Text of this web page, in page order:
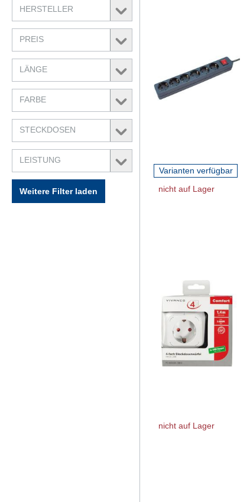
HERSTELLER
PREIS
LÄNGE
FARBE
STECKDOSEN
LEISTUNG
Weitere Filter laden
Varianten verfügbar
nicht auf Lager
nicht auf Lager